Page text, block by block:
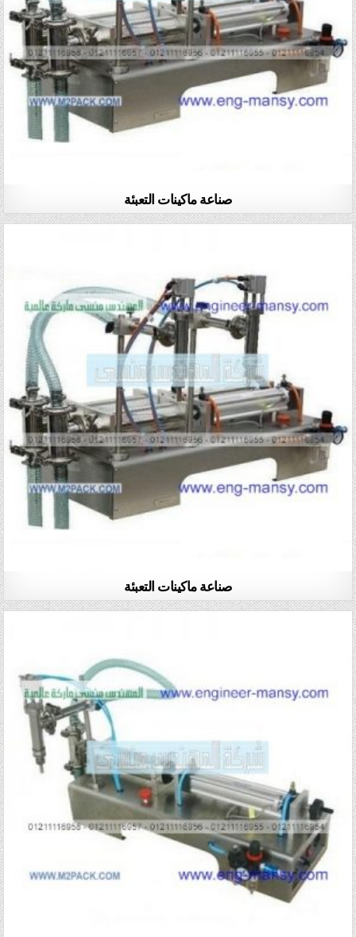
صناعة ماكينات التعبئة
صناعة ماكينات التعبئة